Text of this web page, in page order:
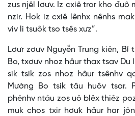
zus njêl lơưv. Iz cxiê tror kho đuô
nzir. Hok iz cxiê lênhx nênhs
viv li tsuôk tso tsês xưz”.
Lơưr zơưv Nguyễn Trung kiên, Bí
Bo, txơưv nhoz hâur thax tsav Du
sik tsik zos nhoz hâur tsênhv
Mường Bo tsik tâu huôv tsar.
phênhv ntâu zos uô blêx thiêz
muk chos txir hơưk hâur har